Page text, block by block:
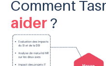
Comment
aider ?